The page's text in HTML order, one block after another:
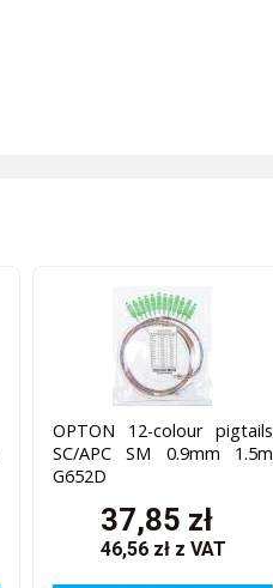
OPTON 12-colour pigtails
SC/APC SM 0.9mm 1.5m
G652D
37,85 zł
46,56 zł z VAT